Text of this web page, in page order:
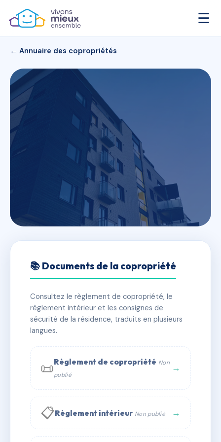
☰
← Annuaire des copropriétés
SDC 167 boulevard Voltaire
✓ Immatriculée 🏠 32 lots 🏗 2 bâtiment(s)
📞 Contacter Syndic Digital
📚 Documents de la copropriété
Consultez le règlement de copropriété, le
règlement intérieur et les consignes de
sécurité de la résidence, traduits en plusieurs
langues.
📜Règlement de copropriété Non
publié
→
📋Règlement intérieur Non publié →